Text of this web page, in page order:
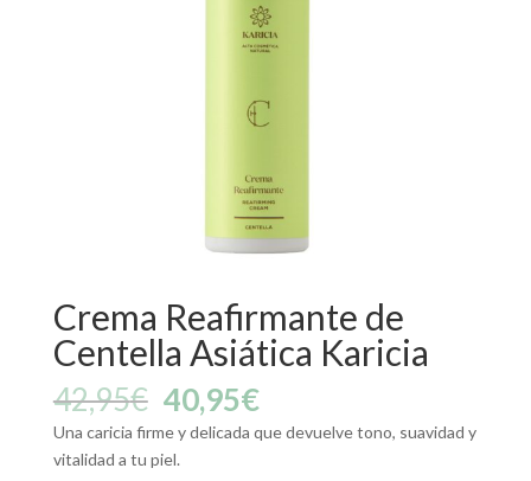
Crema Reafirmante de
Centella Asiática Karicia
42,95€ El
precio
original
40,95€El
precio
actual
Una caricia firme y delicada que devuelve tono, suavidad y
vitalidad a tu piel.